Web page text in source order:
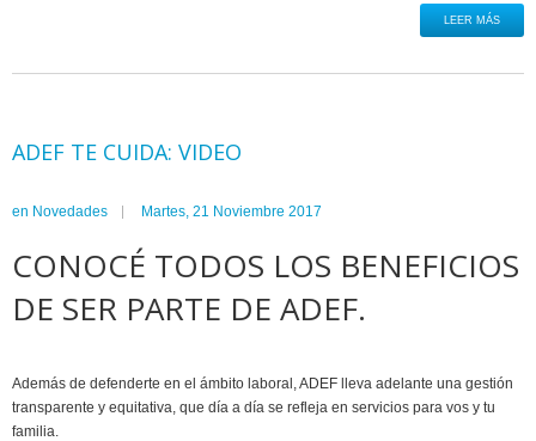
LEER MÁS
ADEF TE CUIDA: VIDEO
en Novedades Martes, 21 Noviembre 2017
CONOCÉ TODOS LOS BENEFICIOS
DE SER PARTE DE ADEF.
Además de defenderte en el ámbito laboral, ADEF lleva adelante una gestión
transparente y equitativa, que día a día se refleja en servicios para vos y tu
familia.